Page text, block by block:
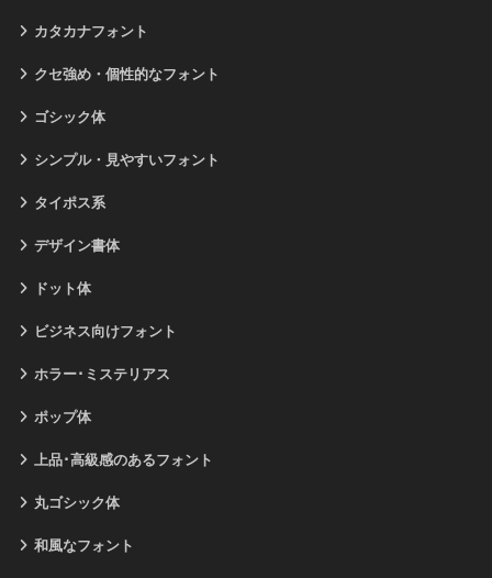
カタカナフォント
クセ強め・個性的なフォント
ゴシック体
シンプル・見やすいフォント
タイポス系
デザイン書体
ドット体
ビジネス向けフォント
ホラー･ミステリアス
ポップ体
上品･高級感のあるフォント
丸ゴシック体
和風なフォント